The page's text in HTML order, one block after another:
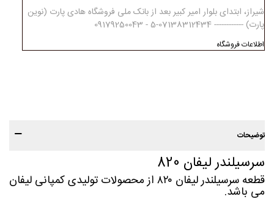
شیراز، ابتدای بلوار امیر کبیر بعد از بانک ملی فروشگاه هادی پارت (نوین
پارت) ------------ 07138312434-5 - 09179250043
اطلاعات فروشگاه
توضیحات
سرسیلندر لیفان 820
قطعه سرسیلندر لیفان ۸۲۰ از محصولات تولیدی کمپانی لیفان
می باشد.